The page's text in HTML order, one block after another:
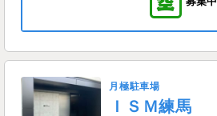
月極駐車場
ＩＳＭ練馬